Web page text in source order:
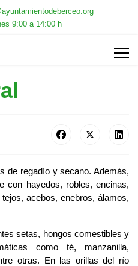
9:00 a 14:00 h
de regadío y secano. Además,
con hayedos, robles, encinas,
acebos, enebros, álamos,
setas, hongos comestibles y
como té, manzanilla,
otras. En las orillas del río